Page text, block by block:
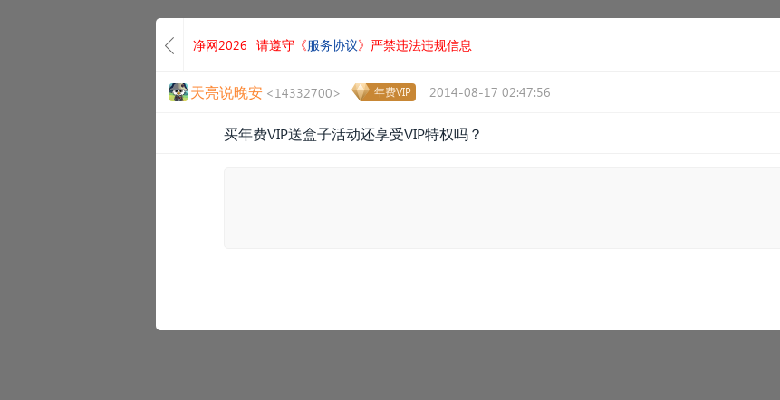
净网2026 请遵守《服务协议》严禁违法违规信息
天亮说晚安 <14332700> 年费VIP 2014-08-17 02:47:56
买年费VIP送盒子活动还享受VIP特权吗？​